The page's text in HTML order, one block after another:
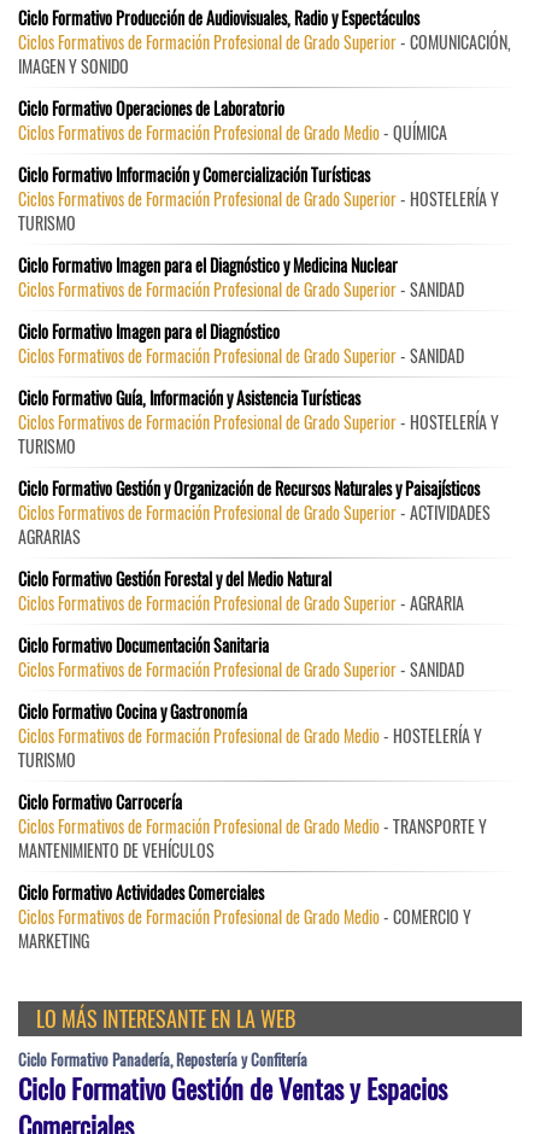
Ciclo Formativo Producción de Audiovisuales, Radio y Espectáculos
Ciclos Formativos de Formación Profesional de Grado Superior- COMUNICACIÓN,
IMAGEN Y SONIDO
Ciclo Formativo Operaciones de Laboratorio
Ciclos Formativos de Formación Profesional de Grado Medio- QUÍMICA
Ciclo Formativo Información y Comercialización Turísticas
Ciclos Formativos de Formación Profesional de Grado Superior- HOSTELERÍA Y
TURISMO
Ciclo Formativo Imagen para el Diagnóstico y Medicina Nuclear
Ciclos Formativos de Formación Profesional de Grado Superior- SANIDAD
Ciclo Formativo Imagen para el Diagnóstico
Ciclos Formativos de Formación Profesional de Grado Superior- SANIDAD
Ciclo Formativo Guía, Información y Asistencia Turísticas
Ciclos Formativos de Formación Profesional de Grado Superior- HOSTELERÍA Y
TURISMO
Ciclo Formativo Gestión y Organización de Recursos Naturales y Paisajísticos
Ciclos Formativos de Formación Profesional de Grado Superior- ACTIVIDADES
AGRARIAS
Ciclo Formativo Gestión Forestal y del Medio Natural
Ciclos Formativos de Formación Profesional de Grado Superior- AGRARIA
Ciclo Formativo Documentación Sanitaria
Ciclos Formativos de Formación Profesional de Grado Superior- SANIDAD
Ciclo Formativo Cocina y Gastronomía
Ciclos Formativos de Formación Profesional de Grado Medio- HOSTELERÍA Y
TURISMO
Ciclo Formativo Carrocería
Ciclos Formativos de Formación Profesional de Grado Medio- TRANSPORTE Y
MANTENIMIENTO DE VEHÍCULOS
Ciclo Formativo Actividades Comerciales
Ciclos Formativos de Formación Profesional de Grado Medio- COMERCIO Y
MARKETING
LO MÁS INTERESANTE EN LA WEB
Ciclo Formativo Panadería, Repostería y Confitería
Ciclo Formativo Gestión de Ventas y Espacios
Comerciales